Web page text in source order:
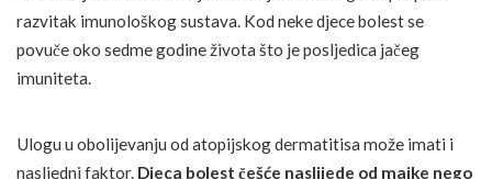
razvitak imunološkog sustava. Kod neke djece bolest se
povuče oko sedme godine života što je posljedica jačeg
imuniteta.
Ulogu u obolijevanju od atopijskog dermatitisa može imati i
nasljedni faktor. Djeca bolest češće naslijede od majke nego